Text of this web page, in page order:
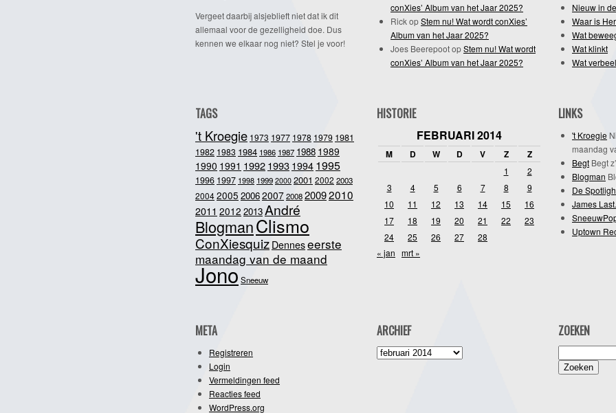
Vergeet daarbij alsjeblieft niet dat ik dit
allemaal voor de gezelligheid doe. Dus
kennen we elkaar nog niet? Stel je voor!
conXies’ Album van het Jaar 2025?
RickopStem nu! Wat wordt conXies’
Album van het Jaar 2025?
Joes BeerepootopStem nu! Wat wordt
conXies’ Album van het Jaar 2025?
Nieuw in
Waar is
Wat
Wat klinkt
Wat
TAGS
't Kroegie 1973 1977 1978 1979 1981
1982 1983 1984 1986 1987 1988 1989
1990 1991 19921993 1994 1995
1996 1997 1998 1999 2000 2001 2002 2003
20042005 20062007200820092010
2011 2012 2013André
BlogmanClismo
ConXiesquiz Denneseerste
maandag van de maand
JonoSneeuw
HISTORIE
FEBRUARI 2014
M D W D V Z Z
1
2
3
4 5 6 7 8
9
10
11 12 13 14 15
16
17
18 19 20 21 22
23
24
25 26 27
28
« jan mrt »
LINKS
't Kroegie
maandag
Begt Begt
Blogman
De
James
Uptown
META
Registreren
Login
Vermeldingen feed
Reacties feed
WordPress.org
ARCHIEF
Archief
ZOEKEN
naar: